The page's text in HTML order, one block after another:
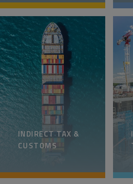
INDIRECT TAX &
CUSTOMS